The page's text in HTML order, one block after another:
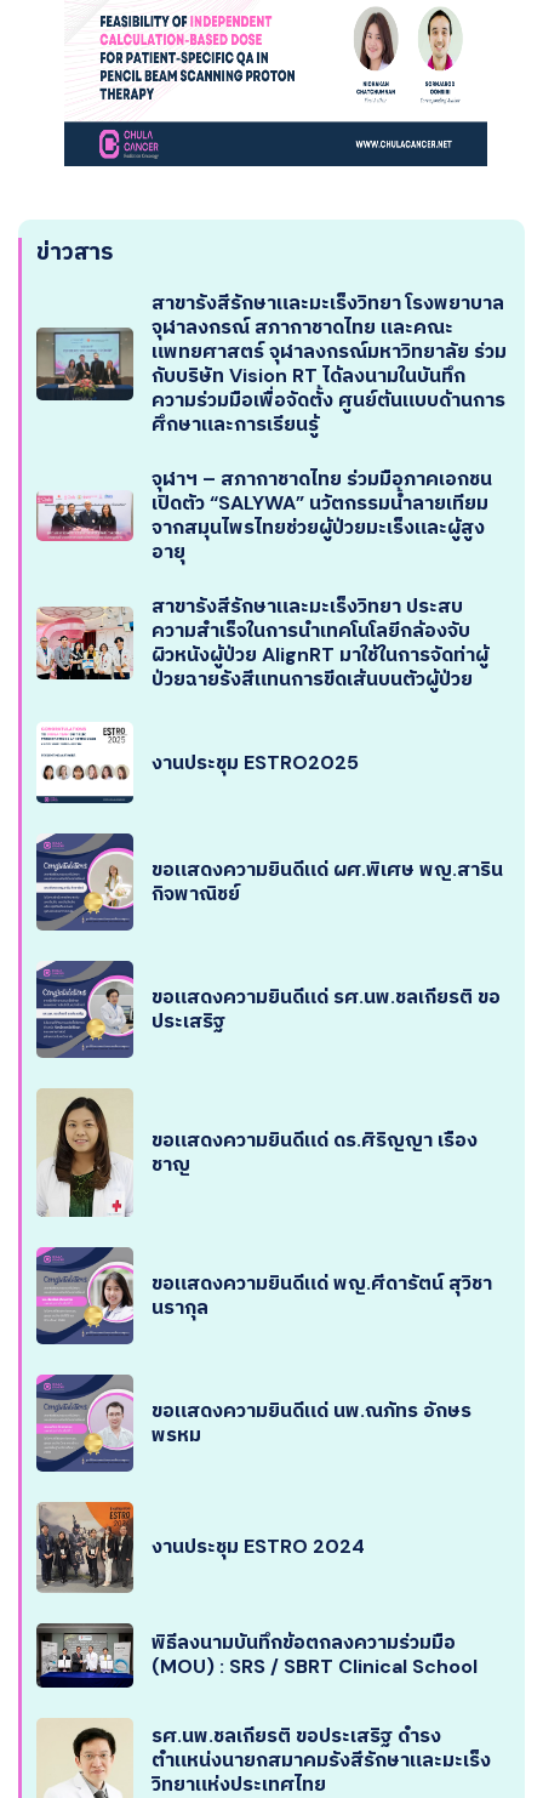
ข่าวสาร
สาขารังสีรักษาและมะเร็งวิทยา โรงพยาบาล
จุฬาลงกรณ์ สภากาชาดไทย และคณะ
แพทยศาสตร์ จุฬาลงกรณ์มหาวิทยาลัย ร่วม
กับบริษัท Vision RT ได้ลงนามในบันทึก
ความร่วมมือเพื่อจัดตั้ง ศูนย์ต้นแบบด้านการ
ศึกษาและการเรียนรู้
จุฬาฯ – สภากาชาดไทย ร่วมมือภาคเอกชน
เปิดตัว “SALYWA” นวัตกรรมน้ำลายเทียม
จากสมุนไพรไทยช่วยผู้ป่วยมะเร็งและผู้สูง
อายุ
สาขารังสีรักษาและมะเร็งวิทยา ประสบ
ความสำเร็จในการนำเทคโนโลยีกล้องจับ
ผิวหนังผู้ป่วย AlignRT มาใช้ในการจัดท่าผู้
ป่วยฉายรังสีแทนการขีดเส้นบนตัวผู้ป่วย
งานประชุม ESTRO2025
ขอแสดงความยินดีแด่ ผศ.พิเศษ พญ.สาริน
กิจพาณิชย์
ขอแสดงความยินดีแด่ รศ.นพ.ชลเกียรติ ขอ
ประเสริฐ
ขอแสดงความยินดีแด่ ดร.ศิริญญา เรือง
ชาญ
ขอแสดงความยินดีแด่ พญ.ศีดารัตน์ สุวิชา
นรากุล
ขอแสดงความยินดีแด่ นพ.ณภัทร อักษร
พรหม
งานประชุม ESTRO 2024
พิธีลงนามบันทึกข้อตกลงความร่วมมือ
(MOU) : SRS / SBRT Clinical School
รศ.นพ.ชลเกียรติ ขอประเสริฐ ดำรง
ตำแหน่งนายกสมาคมรังสีรักษาและมะเร็ง
วิทยาแห่งประเทศไทย